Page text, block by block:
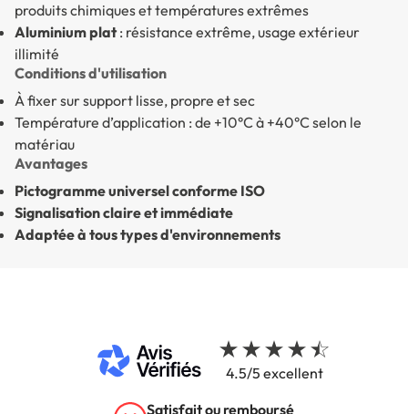
produits chimiques et températures extrêmes
Aluminium plat: résistance extrême, usage extérieur
illimité
Conditions d'utilisation
À fixer sur support lisse, propre et sec
Température d’application : de +10°C à +40°C selon le
matériau
Avantages
Pictogramme universel conforme ISO
Signalisation claire et immédiate
Adaptée à tous types d'environnements
4.5/5 excellent
Satisfait ou remboursé